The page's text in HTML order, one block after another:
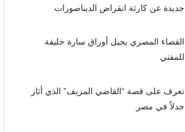
جديدة عن كارثة انقراض الديناصورات
القضاء المصري يحيل أوراق سارة خليفة
للمفتي
تعرف على قصة “القاضي المزيف” الذي أثار
جدلاً في مصر